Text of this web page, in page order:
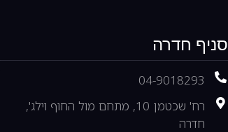
סניף חדרה
04-9018293
רח' שכטמן 10, מתחם מול החוף וילג',
חדרה